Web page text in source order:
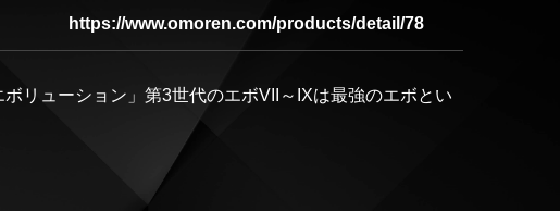
https://www.omoren.com/products/detail/78
リューション」第3世代のエボVII～IXは最強のエボとい